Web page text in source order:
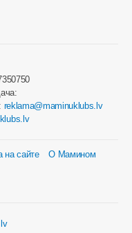
reklama@maminuklubs.lv
на сайте
О Мамином